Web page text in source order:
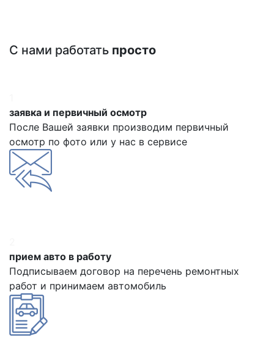
С нами работать просто
заявка и первичный осмотр
После Вашей заявки производим первичный
осмотр по фото или у нас в сервисе
прием авто в работу
Подписываем договор на перечень ремонтных
работ и принимаем автомобиль